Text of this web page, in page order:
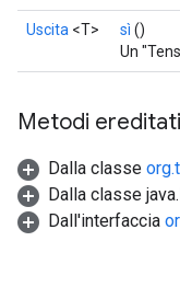
Uscita <T> sì ()
Un
Metodi ereditati
Dalla classe
Dalla classe
Dall'interfaccia